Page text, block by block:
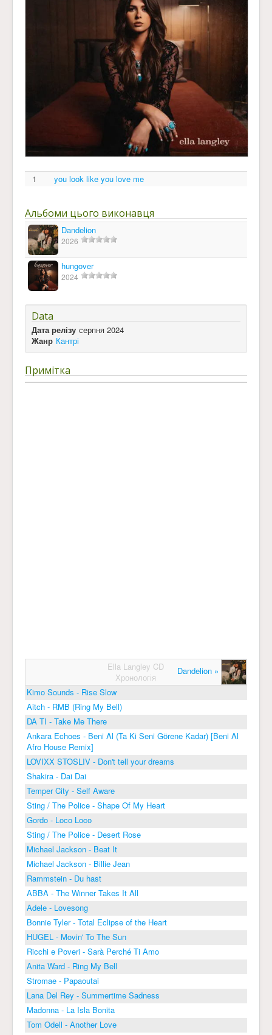
1 you look like you love me
Альбоми цього виконавця
Dandelion
2026
hungover
2024
Data
Дата релізу серпня 2024
Жанр Кантрі
Примітка
Ella Langley CD
Хронологія
Dandelion »
Kimo Sounds - Rise Slow
Aitch - RMB (Ring My Bell)
DA TI - Take Me There
Ankara Echoes - Beni Al (Ta Ki Seni Görene Kadar) [Beni Al
Afro House Remix]
LOVIXX STOSLIV - Don't tell your dreams
Shakira - Dai Dai
Temper City - Self Aware
Sting / The Police - Shape Of My Heart
Gordo - Loco Loco
Sting / The Police - Desert Rose
Michael Jackson - Beat It
Michael Jackson - Billie Jean
Rammstein - Du hast
ABBA - The Winner Takes It All
Adele - Lovesong
Bonnie Tyler - Total Eclipse of the Heart
HUGEL - Movin' To The Sun
Ricchi e Poveri - Sarà Perché Ti Amo
Anita Ward - Ring My Bell
Stromae - Papaoutai
Lana Del Rey - Summertime Sadness
Madonna - La Isla Bonita
Tom Odell - Another Love